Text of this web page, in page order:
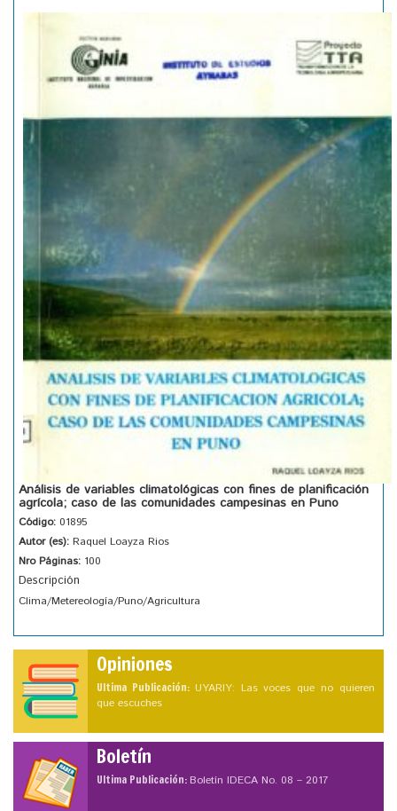
Análisis de variables climatológicas con fines de planificación
agrícola; caso de las comunidades campesinas en Puno
Código: 01895
Autor (es): Raquel Loayza Rios
Nro Páginas: 100
Descripción
Clima/Metereología/Puno/Agricultura
Opiniones
Ultima Publicación: UYARIY: Las voces que no quieren
que escuches
Boletín
Ultima Publicación:Boletín IDECA No. 08 – 2017